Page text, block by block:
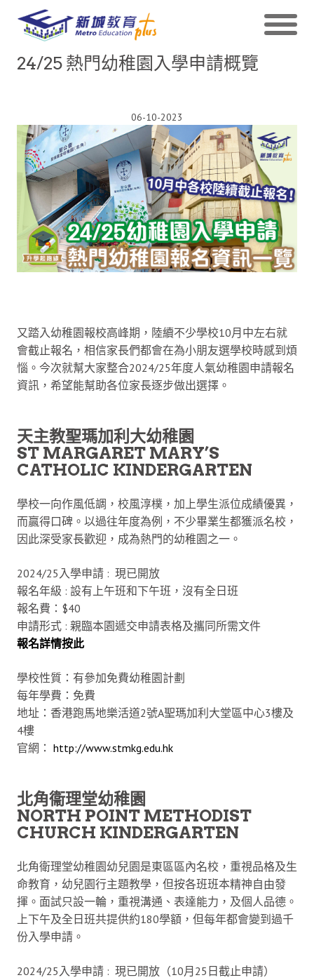
24/25 熱門幼稚園入學申請概覽
06-10-2023
又踏入幼稚園報校高峰期，陸續不少學校10月中左右就
會截止報名，相信家長們都會在為小朋友選學校時感到煩
惱。今次就幫大家整合2024/25年度人氣幼稚園申請報名
資訊，希望能幫助各位家長逐步做出選擇。
天主教聖瑪加利大幼稚園
ST MARGARET MARY’S
CATHOLIC KINDERGARTEN
學校一向作風低調，校風淳樸，加上學生派位成績優異，
而贏得口碑。以過往年度為例，不少畢業生都獲派名校，
因此深受家長歡迎，成為熱門的幼稚園之一。
2024/25入學申請 : 現已開放
報名年級 : 設有上午班和下午班，沒有全日班
報名費：$40
申請形式 : 親臨本園遞交申請表格及攜同所需文件
報名詳情按此
學校性質：有參加免費幼稚園計劃
每年學費：免費
地址：香港跑馬地樂活道2號A聖瑪加利大堂區中心3樓及
4樓
官網： http://www.stmkg.edu.hk
北角衞理堂幼稚園
NORTH POINT METHODIST
CHURCH KINDERGARTEN
北角衛理堂幼稚園幼兒園是東區區內名校，重視品格及生
命教育，幼兒園行主題教學，但按各班班本精神自由發
揮。面試只設一輪，重視溝通、表達能力，及個人品德。
上下午及全日班共提供約180學額，但每年都會變到過千
份入學申請。
2024/25入學申請 : 現已開放（10月25日截止申請）